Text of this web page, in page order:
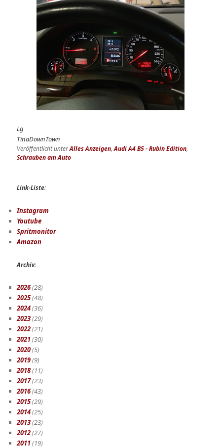
Lg
TinaDownTown
Veröffentlicht unterAlles Anzeigen,Audi A4 B5 - Rubin Edition,
Schrauben am Auto
Link-Liste:
Instagram
Youtube
Spritmonitor
Amazon
Archiv:
2026(28)
2025(48)
2024(36)
2023(29)
2022(21)
2021(30)
2020(5)
2019(9)
2018(11)
2017(23)
2016(43)
2015(29)
2014(25)
2013(23)
2012(27)
2011(19)